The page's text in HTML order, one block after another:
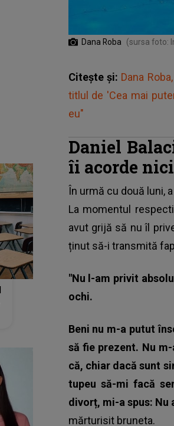
Dana Roba (sursa foto:
Citește și: Dana
titlul de 'Cea mai
eu"
Daniel
îi acorde
În urmă cu două luni,
La momentul
avut grijă să nu îl
ținut să-i transmită
"Nu l-am privit
ochi.
Beni nu m-a putut
să fie prezent. Nu
că, chiar dacă sunt
tupeu să-mi facă
divorț, mi-a spus:
mărturisit bruneta.